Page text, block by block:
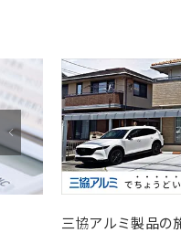
アルミ製品の施工事例